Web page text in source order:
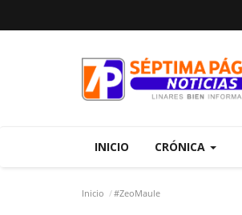
INICIO CRÓNICA
Inicio #ZeoMaule